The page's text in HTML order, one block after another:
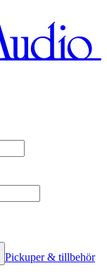
Pickuper & tillbehör